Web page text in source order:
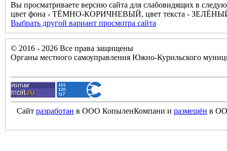
Вы просматриваете версию сайта для слабовидящих в
цвет фона - ТЁМНО-КОРИЧНЕВЫЙ, цвет текста -
Выбрать другой вариант просмотра сайта
© 2016 - 2026 Все права защищены
Органы местного самоуправления Южно-Курильского
Сайт разработан в ООО КопыленКомпани и размещён в